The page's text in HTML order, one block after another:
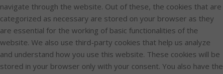
navigate through the website. Out of these, the cookies that are
categorized as necessary are stored on your browser as they
are essential for the working of basic functionalities of the
website. We also use third-party cookies that help us analyze
and understand how you use this website. These cookies will be
stored in your browser only with your consent. You also have the